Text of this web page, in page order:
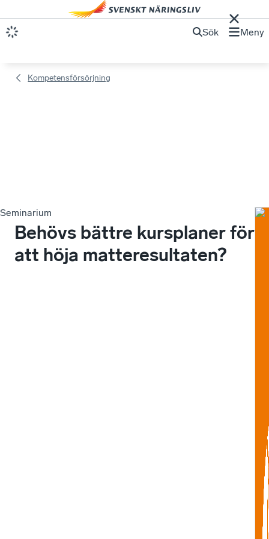
Sök Meny
Kompetensförsörjning
Seminarium
Behövs bättre kursplaner för
att höja matteresultaten?